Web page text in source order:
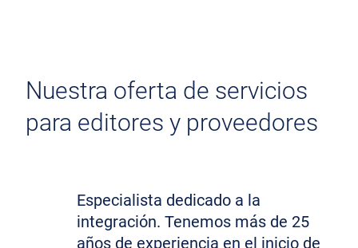
Nuestra oferta de servicios
para editores y proveedores
Especialista dedicado a la
integración. Tenemos más de 25
años de experiencia en el inicio de